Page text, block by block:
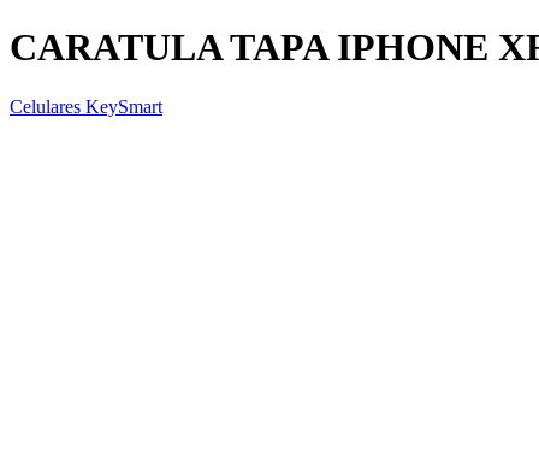
CARATULA TAPA IPHONE
Celulares KeySmart